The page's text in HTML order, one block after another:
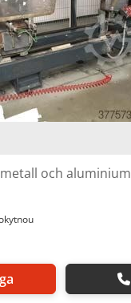
och aluminium